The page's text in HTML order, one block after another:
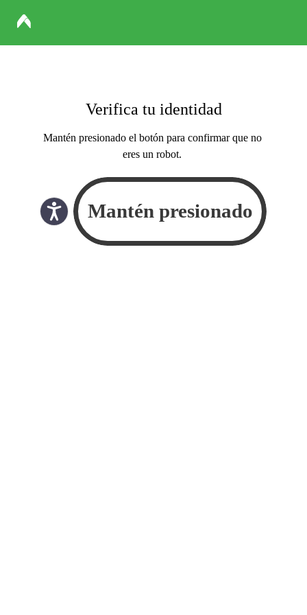
Verifica tu identidad
Mantén presionado el botón para confirmar que no
eres un robot.